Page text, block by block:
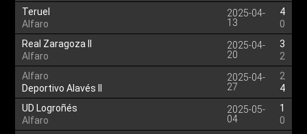
Teruel
Alfaro
2025-04-
13
4
0
Real Zaragoza II
Alfaro
2025-04-
20
3
2
Alfaro
Deportivo Alavés II
2025-04-
27
2
4
UD Logroñés
Alfaro
2025-05-
04
1
0